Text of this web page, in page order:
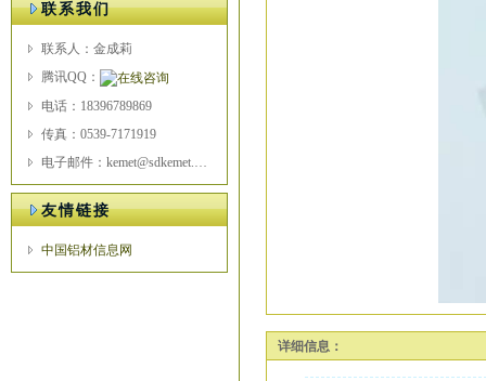
联系我们
联系人：金成莉
腾讯QQ：
电话：18396789869
传真：0539-7171919
电子邮件：kemet@sdkemet.com
友情链接
中国铝材信息网
详细信息：